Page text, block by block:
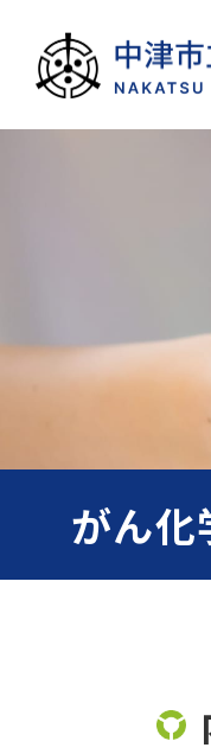
がん化